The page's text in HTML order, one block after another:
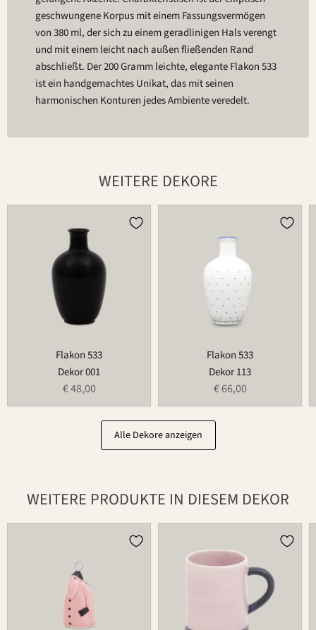
geschwungene Korpus mit einem Fassungsvermögen
von 380 ml, der sich zu einem geradlinigen Hals verengt
und mit einem leicht nach außen fließenden Rand
abschließt. Der 200 Gramm leichte, elegante Flakon 533
ist ein handgemachtes Unikat, das mit seinen
harmonischen Konturen jedes Ambiente veredelt.
WEITERE DEKORE
Flakon 533
Dekor 001
€ 48,00
Flakon 533
Dekor 113
€ 66,00
Alle Dekore anzeigen
WEITERE PRODUKTE IN DIESEM DEKOR